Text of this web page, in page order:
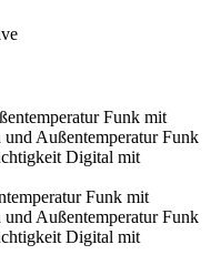
Funk mit
Außentemperatur Funk
Digital mit